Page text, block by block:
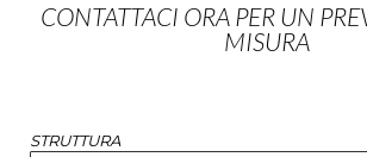
CONTATTACI ORA PER UN
MISURA
STRUTTURA